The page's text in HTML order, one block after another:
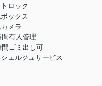
ロック
ックス
メラ
間有人管理
間ゴミ出し可
シェルジュサービス